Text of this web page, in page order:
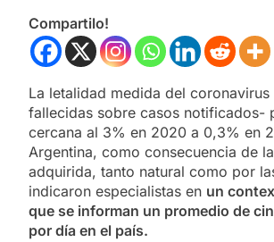
Compartilo!
La letalidad medida del
fallecidas sobre casos notificados-
cercana al 3% en 2020 a 0,3% en
Argentina, como consecuencia de
adquirida, tanto natural como por
indicaron especialistas en un
que se informan un promedio de
por día en el país.